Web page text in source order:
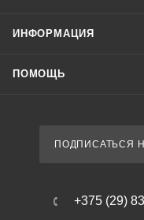
ИНФОРМАЦИЯ
ПОМОЩЬ
ПОДПИСАТЬСЯ
+375 (29)